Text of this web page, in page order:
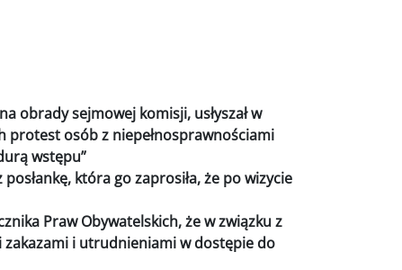
obrady sejmowej komisji, usłyszał w
protest osób z niepełnosprawnościami
wstępu”
która go zaprosiła, że po wizycie
Praw Obywatelskich, że w związku z
i utrudnieniami w dostępie do